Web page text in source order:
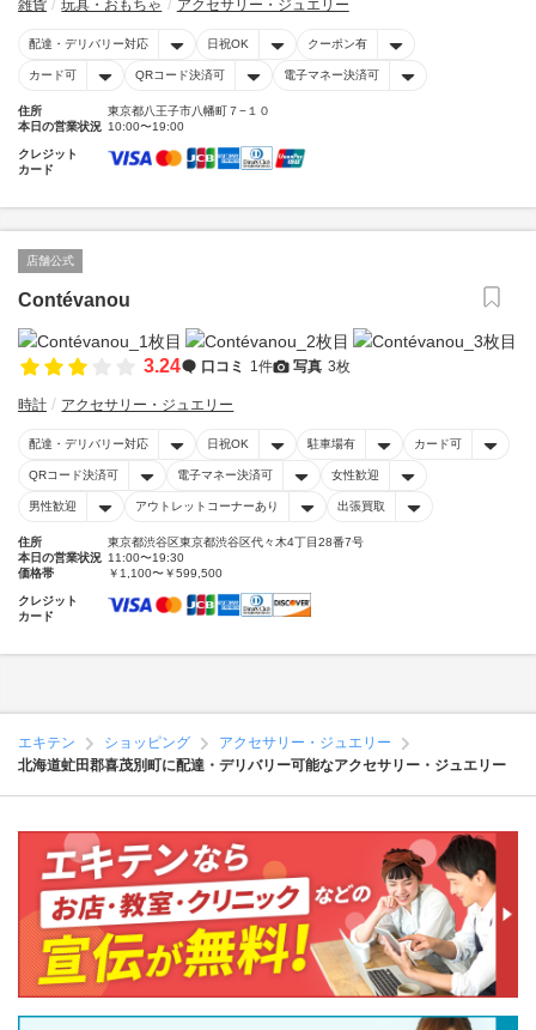
雑貨 玩具・おもちゃ アクセサリー・ジュエリー
配達・デリバリー対応 日祝OK クーポン有
カード可 QRコード決済可 電子マネー決済可
住所
東京都八王子市八幡町７−１０
本日の営業状況 10:00〜19:00
クレジット
カード
店舗公式
Contévanou
3.24 口コミ 1件 写真 3枚
時計 アクセサリー・ジュエリー
配達・デリバリー対応 日祝OK 駐車場有 カード可
QRコード決済可 電子マネー決済可 女性歓迎
男性歓迎 アウトレットコーナーあり 出張買取
住所
東京都渋谷区東京都渋谷区代々木4丁目28番7号
本日の営業状況 11:00〜19:30
価格帯
￥1,100〜￥599,500
クレジット
カード
エキテン ショッピング
アクセサリー・ジュエリー
北海道虻田郡喜茂別町に配達・デリバリー可能なアクセサリー・ジュエリー